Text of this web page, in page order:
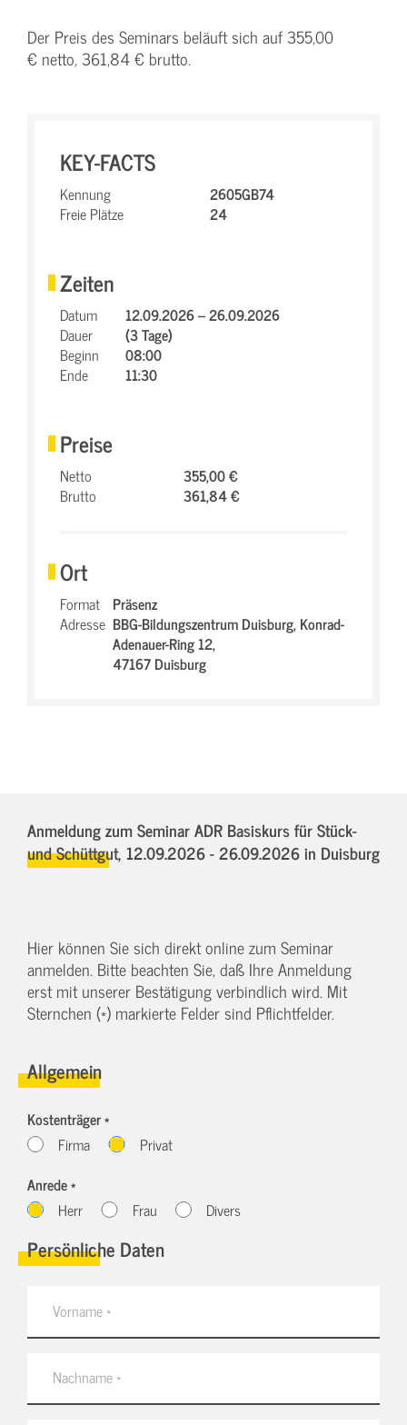
Der Preis des Seminars beläuft sich auf 355,00
€ netto, 361,84 € brutto.
KEY-FACTS
Kennung
2605GB74
Freie Plätze
24
Zeiten
Datum
12.09.2026 – 26.09.2026
Dauer
(3 Tage)
Beginn
08:00
Ende
11:30
Preise
Netto
355,00 €
Brutto
361,84 €
Ort
Format Präsenz
Adresse BBG-Bildungszentrum Duisburg,Konrad-
Adenauer-Ring 12,
47167 Duisburg
Anmeldung zum Seminar ADR Basiskurs für Stück-
und Schüttgut, 12.09.2026 - 26.09.2026in Duisburg
Hier können Sie sich direkt online zum Seminar
anmelden. Bitte beachten Sie, daß Ihre Anmeldung
erst mit unserer Bestätigung verbindlich wird. Mit
Sternchen (*) markierte Felder sind Pflichtfelder.
Allgemein
Kostenträger *
Firma
Privat
Anrede *
Herr
Frau Divers
Persönliche Daten